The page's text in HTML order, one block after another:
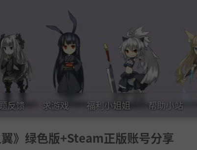
反馈 求游戏 福利小姐姐 帮助小站
》绿色版+Steam正版账号分享